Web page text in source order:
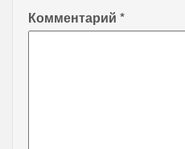
Комментарий *